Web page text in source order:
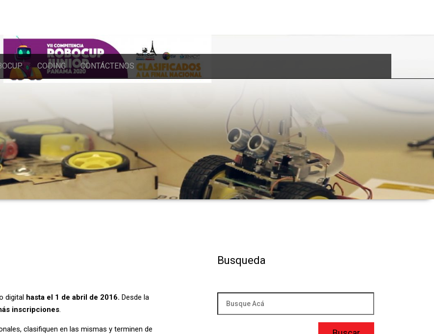
CODING CONTÁCTENOS
моментзайм на картубез залога и поручительства. Микрозайм выдаётся через интернет при наличии паспорта гражданина
обращения. Наш ресурс посвященный всем вариантам микрозаймов находится по адресу
онлайн.
digital hasta el 1 de abril de 2016. Desde la
inscripciones.
clasifiquen en las mismas y terminen de
Busqueda